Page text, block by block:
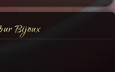
Bijoux